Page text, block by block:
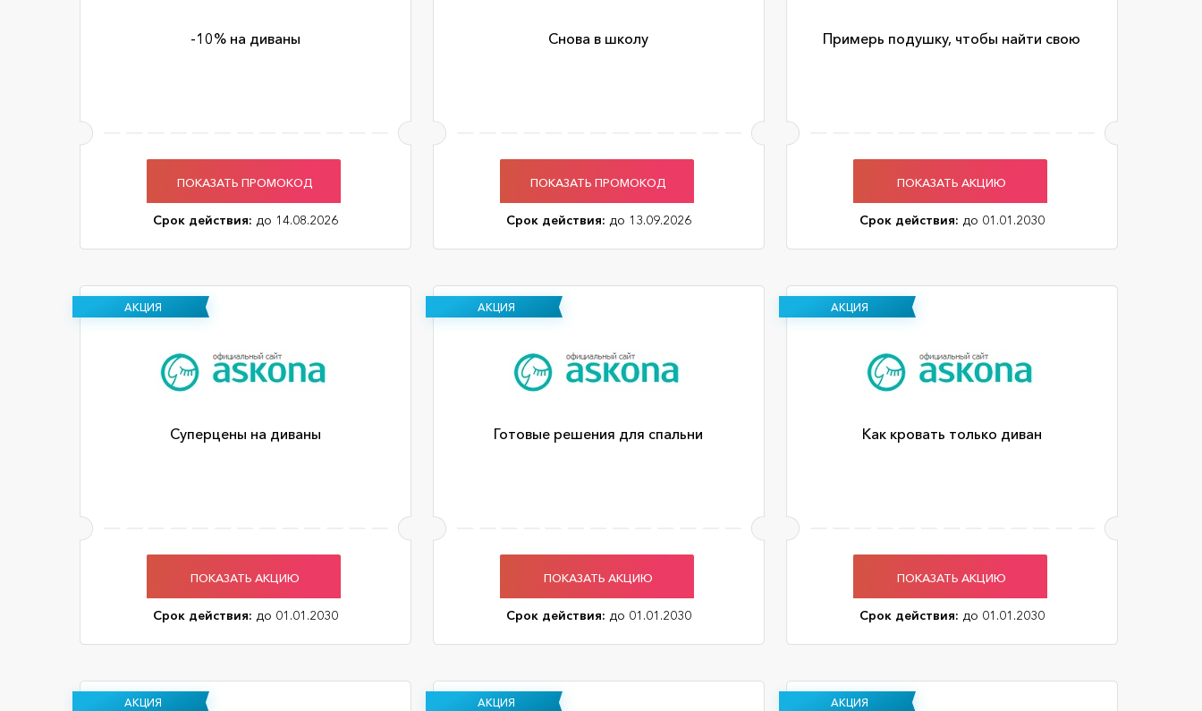
-10% на диваны
ПОКАЗАТЬ ПРОМОКОД
Срок действия: до 14.08.2026
Снова в школу
ПОКАЗАТЬ ПРОМОКОД
Срок действия: до 13.09.2026
Примерь подушку, чтобы найти свою
ПОКАЗАТЬ АКЦИЮ
Срок действия: до 01.01.2030
АКЦИЯ
Суперцены на диваны
ПОКАЗАТЬ АКЦИЮ
Срок действия: до 01.01.2030
АКЦИЯ
Готовые решения для спальни
ПОКАЗАТЬ АКЦИЮ
Срок действия: до 01.01.2030
АКЦИЯ
Как кровать только диван
ПОКАЗАТЬ АКЦИЮ
Срок действия: до 01.01.2030
АКЦИЯ АКЦИЯ АКЦИЯ